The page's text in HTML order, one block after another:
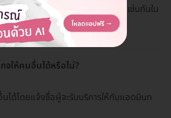
หรับผู้ที่มีปัญหาสิวและสามารถทำได้เช่นกันใน
จให้คนอื่นได้หรือไม่?
นได้โดยแจ้งชื่อผู้จะรับบริการให้กับแอดมินท